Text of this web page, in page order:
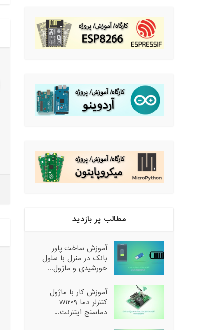
مطالب پر بازدید
آموزش ساخت پاور
بانک در منزل با سلول
خورشیدی و ماژول...
آموزش کار با ماژول
کنترلر دما W1209
دماسنج اینترنت...